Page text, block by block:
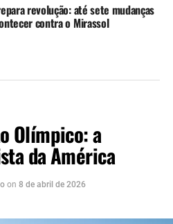
vão transmitir a partida ao
(Fifa), auxiliado por Marcelo
Bevilaqua Costa (Fifa). VAR:
Amaral (Fifa) (quarteto
equipes para o
revolução: até sete mudanças
contra o Mirassol
Olímpico: a
da América
on 8 de abril de 2026